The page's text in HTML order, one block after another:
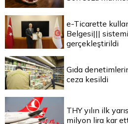
e-Ticarette
Belgesi|||
gerçekleştirildi
Gıda
ceza kesildi
THY yılın ilk
milyon lira kar